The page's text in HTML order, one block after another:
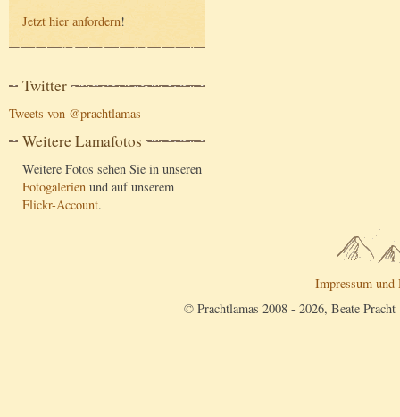
Jetzt hier anfordern!
Twitter
Tweets von @prachtlamas
Weitere Lamafotos
Weitere Fotos sehen Sie in unseren
Fotogalerien und auf unserem
Flickr-Account.
Impressum und
© Prachtlamas 2008 - 2026, Beate Pracht